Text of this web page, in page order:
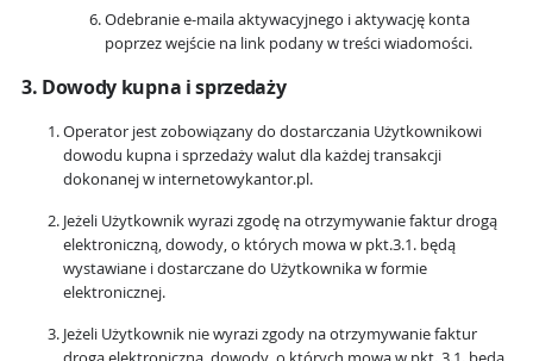
Odebranie e-maila aktywacyjnego i aktywację konta
poprzez wejście na link podany w treści wiadomości.
3. Dowody kupna i sprzedaży
Operator jest zobowiązany do dostarczania Użytkownikowi
dowodu kupna i sprzedaży walut dla każdej transakcji
dokonanej w internetowykantor.pl.
Jeżeli Użytkownik wyrazi zgodę na otrzymywanie faktur drogą
elektroniczną, dowody, o których mowa w pkt.3.1. będą
wystawiane i dostarczane do Użytkownika w formie
elektronicznej.
Jeżeli Użytkownik nie wyrazi zgody na otrzymywanie faktur